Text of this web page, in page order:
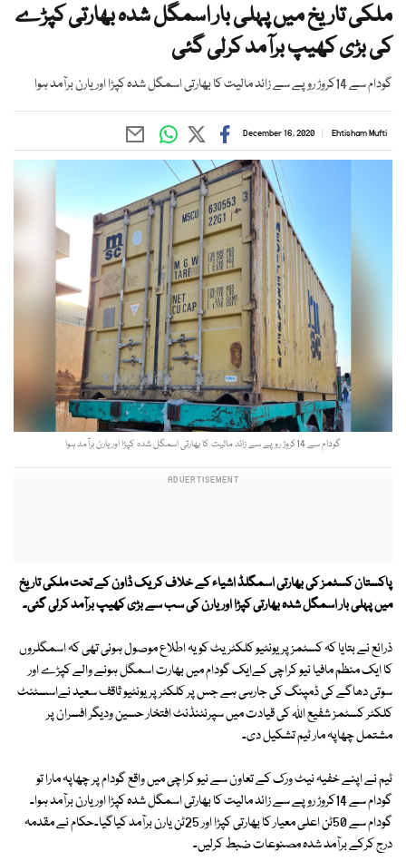
ملکی تاریخ میں پہلی بار اسمگل شدہ بھارتی کپڑے
کی بڑی کھیپ برآمد کرلی گئی
گودام سے 14کروڑ روپے سے زائد مالیت کا بھارتی اسمگل شدہ کپڑا اور یارن برآمد ہوا
Ehtisham Mufti
December 16, 2020
گودام سے 14کروڑ روپے سے زائد مالیت کا بھارتی اسمگل شدہ کپڑا اور یارن برآمد ہوا
پاکستان کسٹمز کی بھارتی اسمگلڈ اشیاء کے خلاف کریک ڈاون کے تحت ملکی تاریخ
میں پہلی بار اسمگل شدہ بھارتی کپڑا اور یارن کی سب سے بڑی کھیپ برآمد کرلی گئی۔
ذرائع نے بتایا کہ کسٹمز پریونٹیو کلکٹریٹ کو یہ اطلاع موصول ہوئی تھی کہ اسمگلروں
کا ایک منظم مافیا نیو کراچی کےایک گودام میں بھارت اسمگل ہونے والے کپڑے اور
سوتی دھاگے کی ڈمپنگ کی جارہی ہے جس پر کلکٹر پریونٹیو ثاقف سعید نےاسسٹنٹ
کلکٹر کسٹمز شفیع اللہ کی قیادت میں سپرنٹنڈنٹ افتخار حسین ودیگر افسران پر
مشتمل چھاپہ مار ٹیم تشکیل دی۔
ٹیم نے اپنے خفیہ نیٹ ورک کے تعاون سے نیو کراچی میں واقع گودام پر چھاپہ مارا تو
گودام سے 14کروڑ روپے سے زائد مالیت کا بھارتی اسمگل شدہ کپڑا اور یارن برآمد ہوا۔
گودام سے 50ٹن اعلی معیار کا بھارتی کپڑا اور 25ٹن یارن برآمد کیاگیا۔حکام نے مقدمہ
درج کرکے برآمد شدہ مصنوعات ضبط کرلیں۔